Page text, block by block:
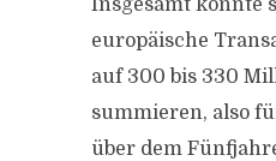
Insgesamt könnte
europäische
auf 300 bis 330
summieren, also
über dem